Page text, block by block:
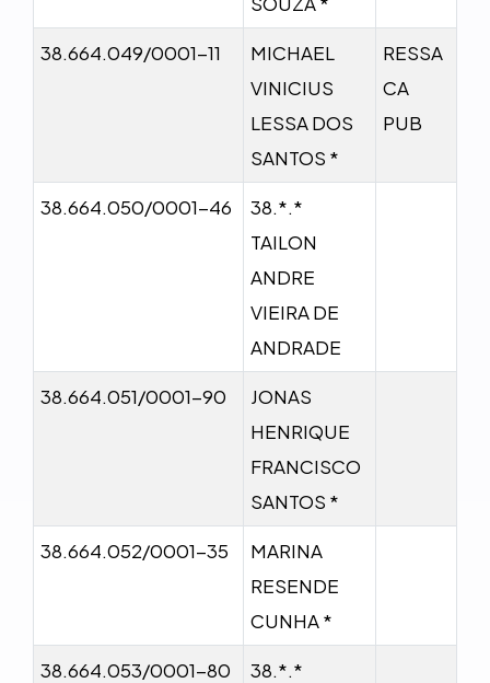
38.664.049/0001-11
MICHAEL
VINICIUS
LESSA DOS
SANTOS *
RESSA
CA
PUB
38.664.050/0001-46
38.*.*
TAILON
ANDRE
VIEIRA DE
ANDRADE
38.664.051/0001-90
JONAS
HENRIQUE
FRANCISCO
SANTOS *
38.664.052/0001-35
MARINA
RESENDE
CUNHA *
38.664.053/0001-80
38.*.*